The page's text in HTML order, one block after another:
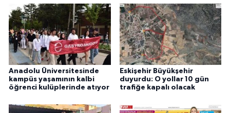
Anadolu Üniversitesinde
kampüs yaşamının kalbi
öğrenci kulüplerinde atıyor
Eskişehir Büyükşehir
duyurdu: O yollar 10 gün
trafiğe kapalı olacak